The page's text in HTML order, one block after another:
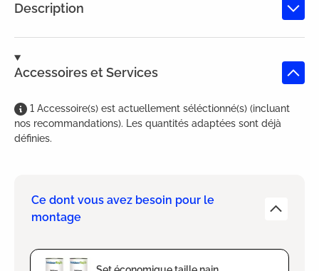
Description
Accessoires et Services
1 Accessoire(s) est actuellement séléctionné(s) (incluant
nos recommandations). Les quantités adaptées sont déjà
définies.
Ce dont vous avez besoin pour le
montage